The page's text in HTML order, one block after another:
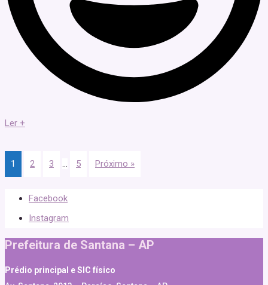
Ler +
1 2 3 … 5 Próximo »
Facebook
Instagram
Prefeitura de Santana – AP
Prédio principal e SIC físico